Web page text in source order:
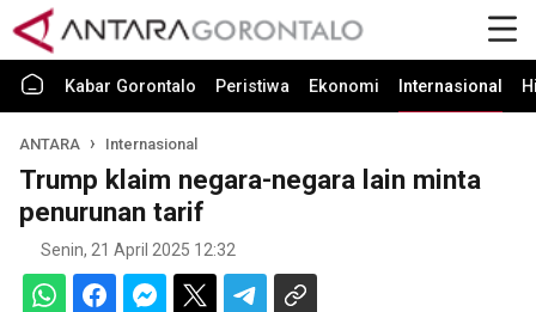
Kabar Gorontalo Peristiwa Ekonomi Internasional
ANTARA Internasional
Trump klaim negara-negara lain minta
penurunan tarif
Senin, 21 April 2025 12:32